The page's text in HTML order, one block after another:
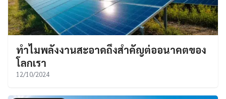
ทำไมพลังงานสะอาดถึงสำคัญต่ออนาคตของ
โลกเรา
12/10/2024